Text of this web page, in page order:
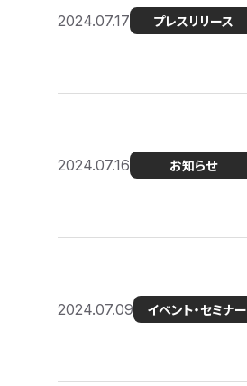
2024.07.17 プレスリリース
2024.07.16 お知らせ
2024.07.09 イベント・セミナー